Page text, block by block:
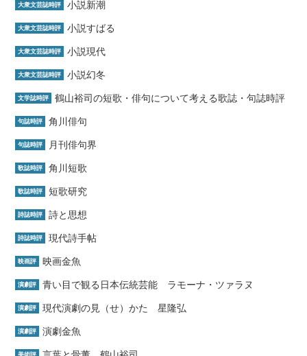
大衆文芸誌時評 小説新潮
大衆文芸誌時評 小説すばる
大衆文芸誌時評 小説現代
大衆文芸誌時評 小説幻冬
文学誌時評 鶴山裕司の短歌・俳句について考える歌誌・句誌時評
句誌時評 角川俳句
句誌時評 月刊俳句界
歌誌時評 角川短歌
歌誌時評 短歌研究
詩誌時評 詩と思想
詩誌時評 現代詩手帖
映画評 映画金魚
演劇評 青い目で観る日本伝統芸能 ラモーナ・ツァラヌ
演劇評 現代演劇の見（せ）かた 星隆弘
演劇評 演劇金魚